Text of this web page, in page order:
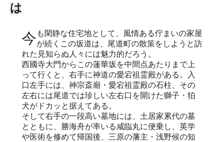
は
今も閑静な住宅地として、風情ある佇まいの家屋が続くこの坂道は、尾道町の散策をしようと訪
れた見知らぬ人々には魅力的だろう。
西國寺大門からこの蓮華坂を中間点あたりまで上
って行くと、右手に神道の愛宕祖霊殿がある。入
口左手には、神宗斎廟・愛宕祖霊殿の石柱、その
左右には尾道では珍しい左右口を開けた獅子・狛
犬がドカッと据えてある。
そして右手の一段高い墓地には、土居家累代の墓
とともに、勝海舟が率いる咸臨丸に便乗し、英学
や医術を修めて帰国後、三原の藩主・浅野候の知